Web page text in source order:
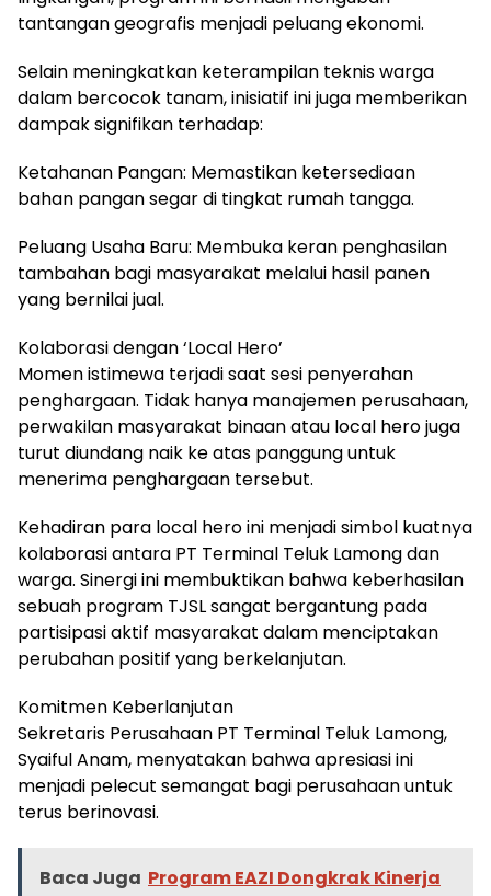
tantangan geografis menjadi peluang ekonomi.
Selain meningkatkan keterampilan teknis warga
dalam bercocok tanam, inisiatif ini juga memberikan
dampak signifikan terhadap:
Ketahanan Pangan: Memastikan ketersediaan
bahan pangan segar di tingkat rumah tangga.
Peluang Usaha Baru: Membuka keran penghasilan
tambahan bagi masyarakat melalui hasil panen
yang bernilai jual.
Kolaborasi dengan ‘Local Hero’
Momen istimewa terjadi saat sesi penyerahan
penghargaan. Tidak hanya manajemen perusahaan,
perwakilan masyarakat binaan atau local hero juga
turut diundang naik ke atas panggung untuk
menerima penghargaan tersebut.
Kehadiran para local hero ini menjadi simbol kuatnya
kolaborasi antara PT Terminal Teluk Lamong dan
warga. Sinergi ini membuktikan bahwa keberhasilan
sebuah program TJSL sangat bergantung pada
partisipasi aktif masyarakat dalam menciptakan
perubahan positif yang berkelanjutan.
Komitmen Keberlanjutan
Sekretaris Perusahaan PT Terminal Teluk Lamong,
Syaiful Anam, menyatakan bahwa apresiasi ini
menjadi pelecut semangat bagi perusahaan untuk
terus berinovasi.
Baca Juga Program EAZI Dongkrak Kinerja